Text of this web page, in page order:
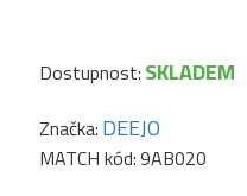
Dostupnost: SKLADEM
Značka: DEEJO
MATCH kód:9AB020